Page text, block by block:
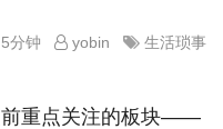
5分钟 yobin
生活琐事
前重点关注的板块——